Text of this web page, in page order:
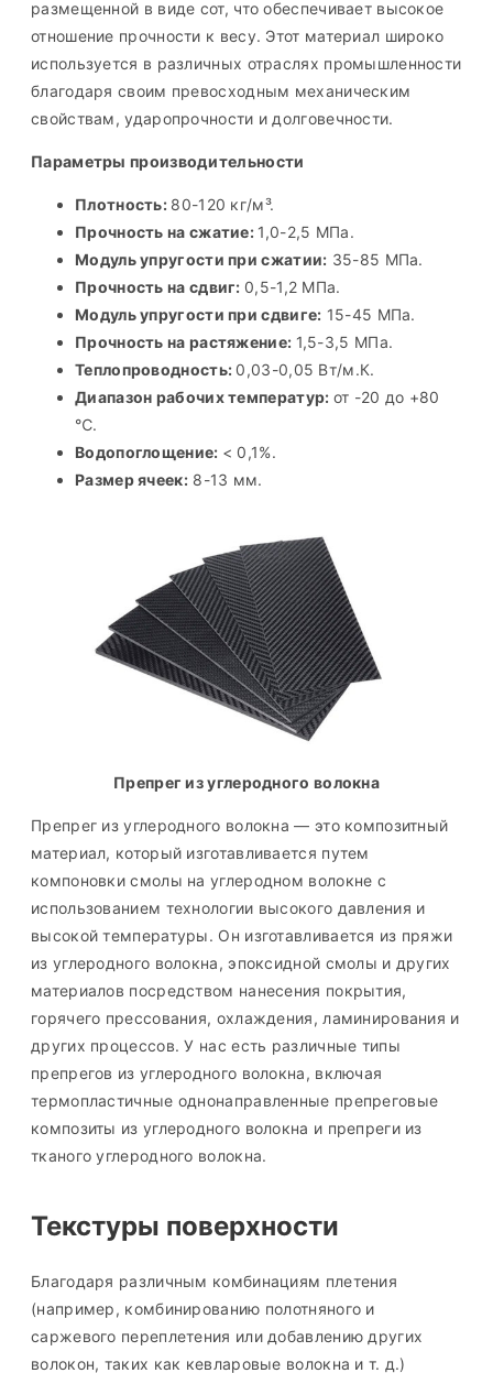
размещенной в виде сот, что обеспечивает высокое
отношение прочности к весу. Этот материал широко
используется в различных отраслях промышленности
благодаря своим превосходным механическим
свойствам, ударопрочности и долговечности.
Параметры производительности
Плотность: 80-120 кг/м³.
Прочность на сжатие: 1,0-2,5 МПа.
Модуль упругости при сжатии: 35-85 МПа.
Прочность на сдвиг: 0,5-1,2 МПа.
Модуль упругости при сдвиге: 15-45 МПа.
Прочность на растяжение: 1,5-3,5 МПа.
Теплопроводность: 0,03-0,05 Вт/м.К.
Диапазон рабочих температур: от -20 до +80
℃.
Водопоглощение: < 0,1%.
Размер ячеек:8-13 мм.
Препрег из углеродного волокна
Препрег из углеродного волокна — это композитный
материал, который изготавливается путем
компоновки смолы на углеродном волокне с
использованием технологии высокого давления и
высокой температуры. Он изготавливается из пряжи
из углеродного волокна, эпоксидной смолы и других
материалов посредством нанесения покрытия,
горячего прессования, охлаждения, ламинирования и
других процессов. У нас есть различные типы
препрегов из углеродного волокна, включая
термопластичные однонаправленные препреговые
композиты из углеродного волокна и препреги из
тканого углеродного волокна.
Текстуры поверхности
Благодаря различным комбинациям плетения
(например, комбинированию полотняного и
саржевого переплетения или добавлению других
волокон, таких как кевларовые волокна и т. д.)